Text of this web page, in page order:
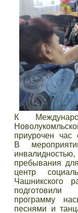
К
приурочен
В
пребывания
центр
Чашникского
программу
песнями и